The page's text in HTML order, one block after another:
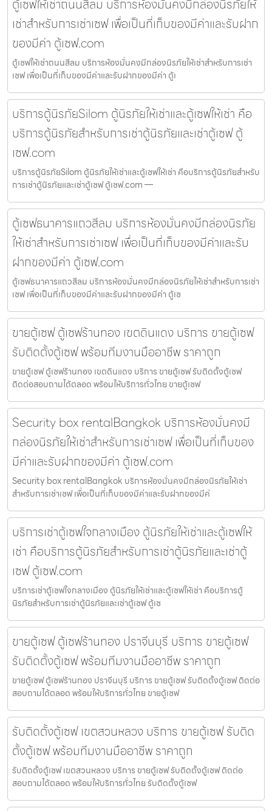
ตู้เซฟให้เช่าถนนสีลม บริการห้องมั่นคงมีกล่องนิรภัยให้
เช่าสำหรับการเช่าเซฟ เพื่อเป็นที่เก็บของมีค่าและรับฝาก
ของมีค่า ตู้เซฟ.com
ตู้เซฟให้เช่าถนนสีลม บริการห้องมั่นคงมีกล่องนิรภัยให้เช่าสำหรับการเช่า
เซฟ เพื่อเป็นที่เก็บของมีค่าและรับฝากของมีค่า ตู้เ
บริการตู้นิรภัยSilom ตู้นิรภัยให้เช่าและตู้เซฟให้เช่า คือ
บริการตู้นิรภัยสำหรับการเช่าตู้นิรภัยและเช่าตู้เซฟ ตู้
เซฟ.com
บริการตู้นิรภัยSilom ตู้นิรภัยให้เช่าและตู้เซฟให้เช่า คือบริการตู้นิรภัยสำหรับ
การเช่าตู้นิรภัยและเช่าตู้เซฟ ตู้เซฟ.com —
ตู้เซฟธนาคารแถวสีลม บริการห้องมั่นคงมีกล่องนิรภัย
ให้เช่าสำหรับการเช่าเซฟ เพื่อเป็นที่เก็บของมีค่าและรับ
ฝากของมีค่า ตู้เซฟ.com
ตู้เซฟธนาคารแถวสีลม บริการห้องมั่นคงมีกล่องนิรภัยให้เช่าสำหรับการเช่า
เซฟ เพื่อเป็นที่เก็บของมีค่าและรับฝากของมีค่า ตู้เซ
ขายตู้เซฟ ตู้เซฟร้านทอง เขตดินแดง บริการ ขายตู้เซฟ
รับติดตั้งตู้เซฟ พร้อมทีมงานมืออาชีพ ราคาถูก
ขายตู้เซฟ ตู้เซฟร้านทอง เขตดินแดง บริการ ขายตู้เซฟ รับติดตั้งตู้เซฟ
ติดต่อสอบถามได้ตลอด พร้อมให้บริการทั่วไทย ขายตู้เซฟ
Security box rentalBangkok บริการห้องมั่นคงมี
กล่องนิรภัยให้เช่าสำหรับการเช่าเซฟ เพื่อเป็นที่เก็บของ
มีค่าและรับฝากของมีค่า ตู้เซฟ.com
Security box rentalBangkok บริการห้องมั่นคงมีกล่องนิรภัยให้เช่า
สำหรับการเช่าเซฟ เพื่อเป็นที่เก็บของมีค่าและรับฝากของมีค่
บริการเช่าตู้เซฟใจกลางเมือง ตู้นิรภัยให้เช่าและตู้เซฟให้
เช่า คือบริการตู้นิรภัยสำหรับการเช่าตู้นิรภัยและเช่าตู้
เซฟ ตู้เซฟ.com
บริการเช่าตู้เซฟใจกลางเมือง ตู้นิรภัยให้เช่าและตู้เซฟให้เช่า คือบริการตู้
นิรภัยสำหรับการเช่าตู้นิรภัยและเช่าตู้เซฟ ตู้เซ
ขายตู้เซฟ ตู้เซฟร้านทอง ปราจีนบุรี บริการ ขายตู้เซฟ
รับติดตั้งตู้เซฟ พร้อมทีมงานมืออาชีพ ราคาถูก
ขายตู้เซฟ ตู้เซฟร้านทอง ปราจีนบุรี บริการ ขายตู้เซฟ รับติดตั้งตู้เซฟ ติดต่อ
สอบถามได้ตลอด พร้อมให้บริการทั่วไทย ขายตู้เซฟ
รับติดตั้งตู้เซฟ เขตสวนหลวง บริการ ขายตู้เซฟ รับติด
ตั้งตู้เซฟ พร้อมทีมงานมืออาชีพ ราคาถูก
รับติดตั้งตู้เซฟ เขตสวนหลวง บริการ ขายตู้เซฟ รับติดตั้งตู้เซฟ ติดต่อ
สอบถามได้ตลอด พร้อมให้บริการทั่วไทย รับติดตั้งตู้เซฟ